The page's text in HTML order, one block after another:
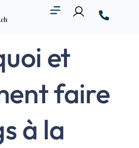
et
faire
à la